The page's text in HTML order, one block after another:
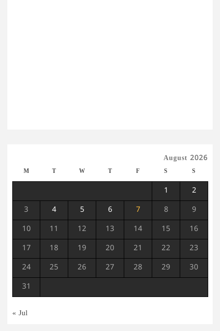
August 2026
M T W T F S S
1 2
3 4 5 6 7 8 9
10 11 12 13 14 15 16
17 18 19 20 21 22 23
24 25 26 27 28 29 30
31
« Jul